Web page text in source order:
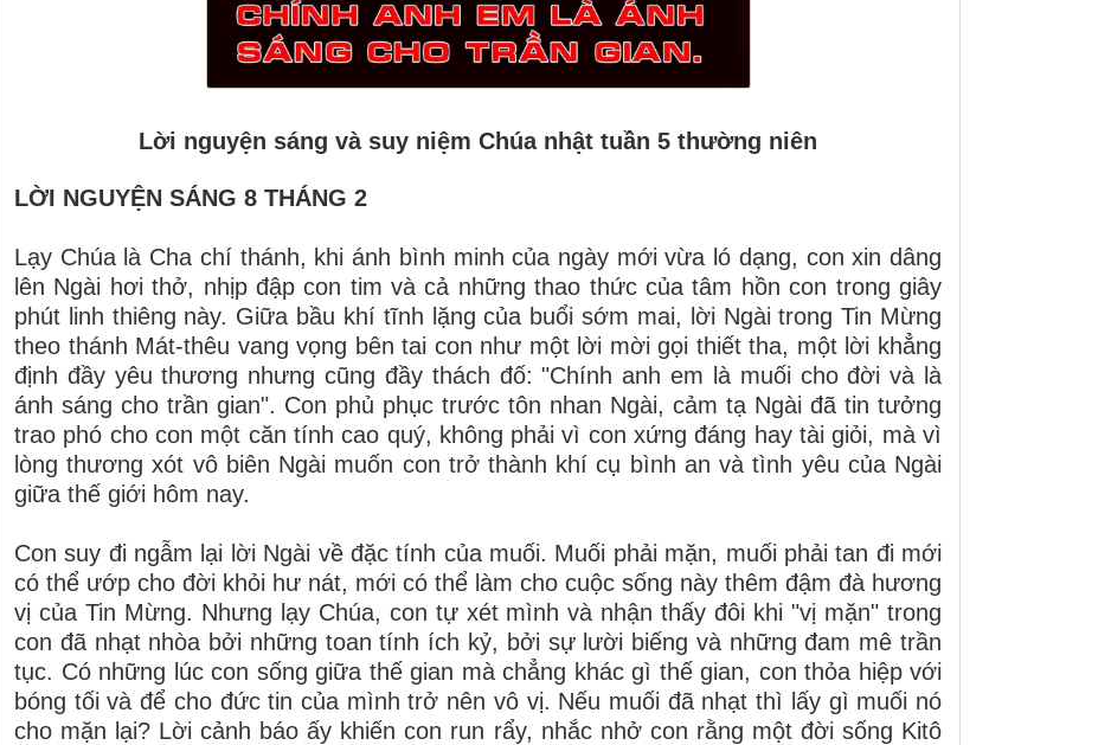
Lời nguyện sáng và suy niệm Chúa nhật tuần 5 thường niên
LỜI NGUYỆN SÁNG 8 THÁNG 2
Lạy Chúa là Cha chí thánh, khi ánh bình minh của ngày mới vừa ló dạng, con xin dâng
lên Ngài hơi thở, nhịp đập con tim và cả những thao thức của tâm hồn con trong giây
phút linh thiêng này. Giữa bầu khí tĩnh lặng của buổi sớm mai, lời Ngài trong Tin Mừng
theo thánh Mát-thêu vang vọng bên tai con như một lời mời gọi thiết tha, một lời khẳng
định đầy yêu thương nhưng cũng đầy thách đố: "Chính anh em là muối cho đời và là
ánh sáng cho trần gian". Con phủ phục trước tôn nhan Ngài, cảm tạ Ngài đã tin tưởng
trao phó cho con một căn tính cao quý, không phải vì con xứng đáng hay tài giỏi, mà vì
lòng thương xót vô biên Ngài muốn con trở thành khí cụ bình an và tình yêu của Ngài
giữa thế giới hôm nay.
Con suy đi ngẫm lại lời Ngài về đặc tính của muối. Muối phải mặn, muối phải tan đi mới
có thể ướp cho đời khỏi hư nát, mới có thể làm cho cuộc sống này thêm đậm đà hương
vị của Tin Mừng. Nhưng lạy Chúa, con tự xét mình và nhận thấy đôi khi "vị mặn" trong
con đã nhạt nhòa bởi những toan tính ích kỷ, bởi sự lười biếng và những đam mê trần
tục. Có những lúc con sống giữa thế gian mà chẳng khác gì thế gian, con thỏa hiệp với
bóng tối và để cho đức tin của mình trở nên vô vị. Nếu muối đã nhạt thì lấy gì muối nó
cho mặn lại? Lời cảnh báo ấy khiến con run rẩy, nhắc nhở con rằng một đời sống Kitô